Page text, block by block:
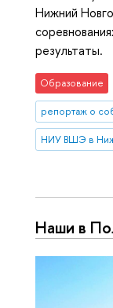
Нижний
результаты.
Образование
репортаж о
НИУ ВШЭ в
Наши в